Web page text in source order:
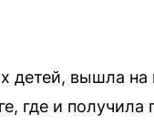
детей, вышла
где и